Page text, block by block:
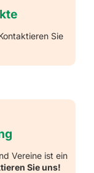
Sie
Vereine ist ein
Sie uns!